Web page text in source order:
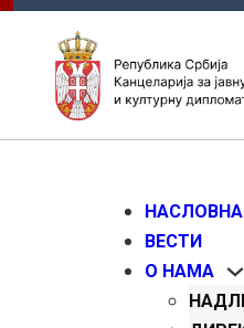
НАСЛОВНА
ВЕСТИ
О НАМА